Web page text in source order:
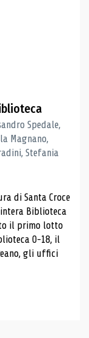
Spedale,
Magnano,
Stefania
di Santa Croce
Biblioteca
il primo lotto
0-18, il
gli uffici